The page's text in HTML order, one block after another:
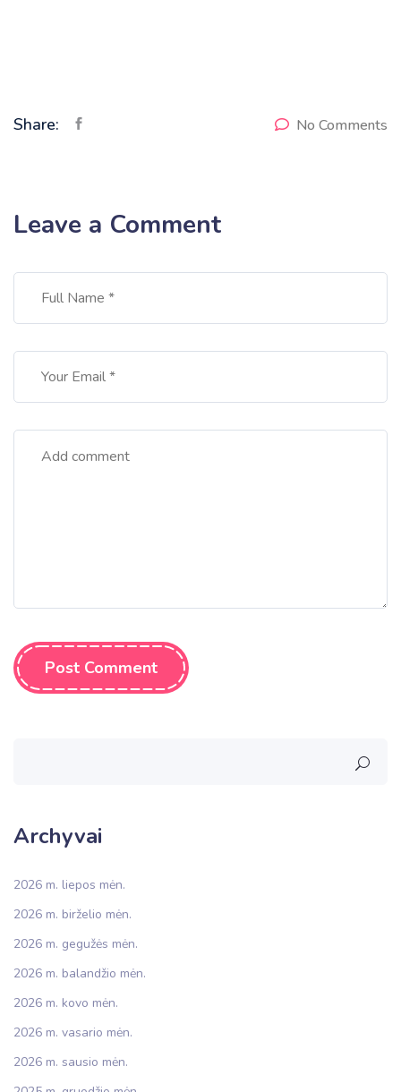
Share: No Comments
Leave a Comment
Post Comment
Archyvai
2026 m. liepos mėn.
2026 m. birželio mėn.
2026 m. gegužės mėn.
2026 m. balandžio mėn.
2026 m. kovo mėn.
2026 m. vasario mėn.
2026 m. sausio mėn.